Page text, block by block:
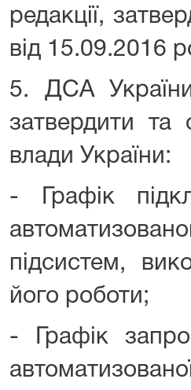
редакції,
від 15.09.2016
5. ДСА
затвердити та
влади України:
- Графік
підсистем,
його роботи;
- Графік